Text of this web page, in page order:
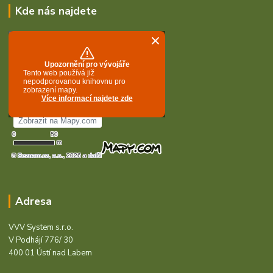
Kde nás najdete
Adresa
VVV System s.r.o.
V Podhájí 776/ 30
400 01 Ústí nad Labem